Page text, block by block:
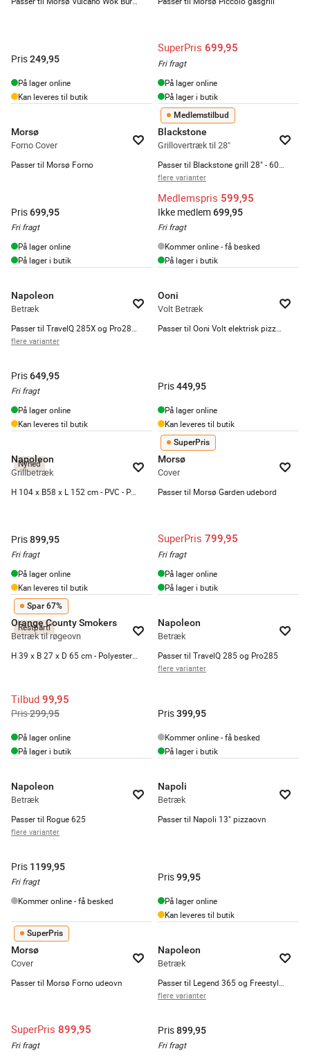
Pris249,95
På lager online
Kan leveres til butik
SuperPris 699,95
Fri fragt
På lager online
På lager i butik
Morsø
Forno Cover
Passer til Morsø Forno
Pris699,95
Fri fragt
På lager online
På lager i butik
Medlemstilbud
Blackstone
Grillovertræk til 28"
flere varianter
Medlemspris 599,95
Ikke medlem 699,95
Fri fragt
Kommer online - få besked
På lager i butik
Napoleon
Betræk
flere varianter
Pris649,95
Fri fragt
På lager online
Kan leveres til butik
Ooni
Volt Betræk
Pris449,95
På lager online
Kan leveres til butik
Nyhed
Napoleon
Grillbetræk
Pris899,95
Fri fragt
På lager online
Kan leveres til butik
SuperPris
Morsø
Cover
Passer til Morsø Garden udebord
SuperPris 799,95
Fri fragt
På lager online
På lager i butik
Restparti
Spar 67%
Orange County Smokers
Betræk til røgeovn
Tilbud 99,95
Pris299,95
På lager online
På lager i butik
Napoleon
Betræk
Passer til TravelQ 285 og Pro285
flere varianter
Pris399,95
Kommer online - få besked
På lager i butik
Napoleon
Betræk
Passer til Rogue 625
flere varianter
Pris 1199,95
Fri fragt
Kommer online - få besked
Napoli
Betræk
Passer til Napoli 13" pizzaovn
Pris99,95
På lager online
Kan leveres til butik
SuperPris
Morsø
Cover
Passer til Morsø Forno udeovn
SuperPris 899,95
Fri fragt
Napoleon
Betræk
flere varianter
Pris899,95
Fri fragt